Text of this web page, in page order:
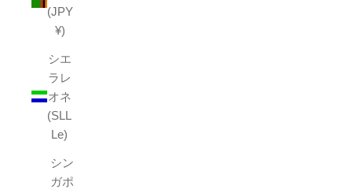
(JPY
¥)
シエ
ラレ
オネ
(SLL
Le)
シン
ガポ